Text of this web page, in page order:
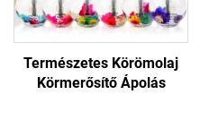
Természetes Körömolaj
Körmerősítő Ápolás